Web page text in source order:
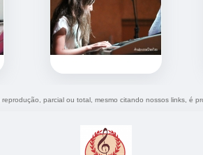
parcial ou total, mesmo citando nossos links, é